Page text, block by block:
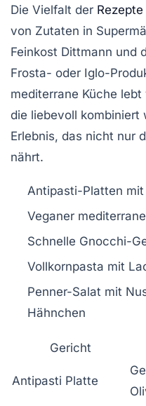
Die Vielfalt der Rezepte
von Zutaten in
Feinkost Dittmann und
Frosta- oder Iglo-
mediterrane Küche
die liebevoll kombiniert
Erlebnis, das nicht nur
nährt.
Antipasti-Platten
Veganer
Schnelle Gnocchi-
Vollkornpasta mit
Penner-Salat mit
Hähnchen
Gericht
Antipasti Platte